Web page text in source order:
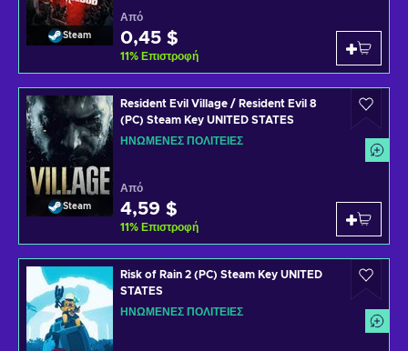
Steam
Από
0,45 $
11% Επιστροφή
Steam
Resident Evil Village / Resident Evil 8
(PC) Steam Key UNITED STATES
ΗΝΩΜΈΝΕΣ ΠΟΛΙΤΕΊΕΣ
Από
4,59 $
11% Επιστροφή
Risk of Rain 2 (PC) Steam Key UNITED
STATES
ΗΝΩΜΈΝΕΣ ΠΟΛΙΤΕΊΕΣ